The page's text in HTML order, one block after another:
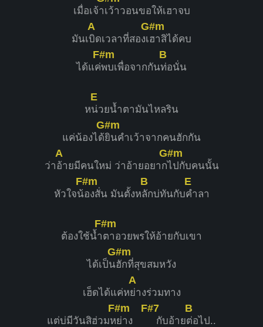
เมื่อเจ้าเว้าวอนขอให้เฮาจบ
มันเ
A
บิดเวลาที่สองเ
G#m
ฮาสิได้คบ
ได้แค่
F#m
พบเพื่อจากกัน
B
ท่อนั่น
ห
E
น่วยน้ำตามันไหลริน
แค่น้องได้
G#m
ยินคำเว้าจากคนฮักกัน
ว่า
A
อ้ายมีคนใหม่ ว่าอ้ายอยาก
G#m
ไปกับคนนั้น
หัวใจน้
F#m
องสั่น มันตั้งห
B
ลักบ่ทันกับ
E
คำลา
ต้องใช้น้ำ
F#m
ตาอวยพรให้อ้ายกับเขา
ได้เป็น
G#m
ฮักที่สุขสมหวัง
เฮ็ดได้แค่ห
A
ย่างร่วมทาง
แต่บ่มีวันสิฮ่วมห
F#m
ย่าง
F#7
กับอ้าย
B
ต่อไป..